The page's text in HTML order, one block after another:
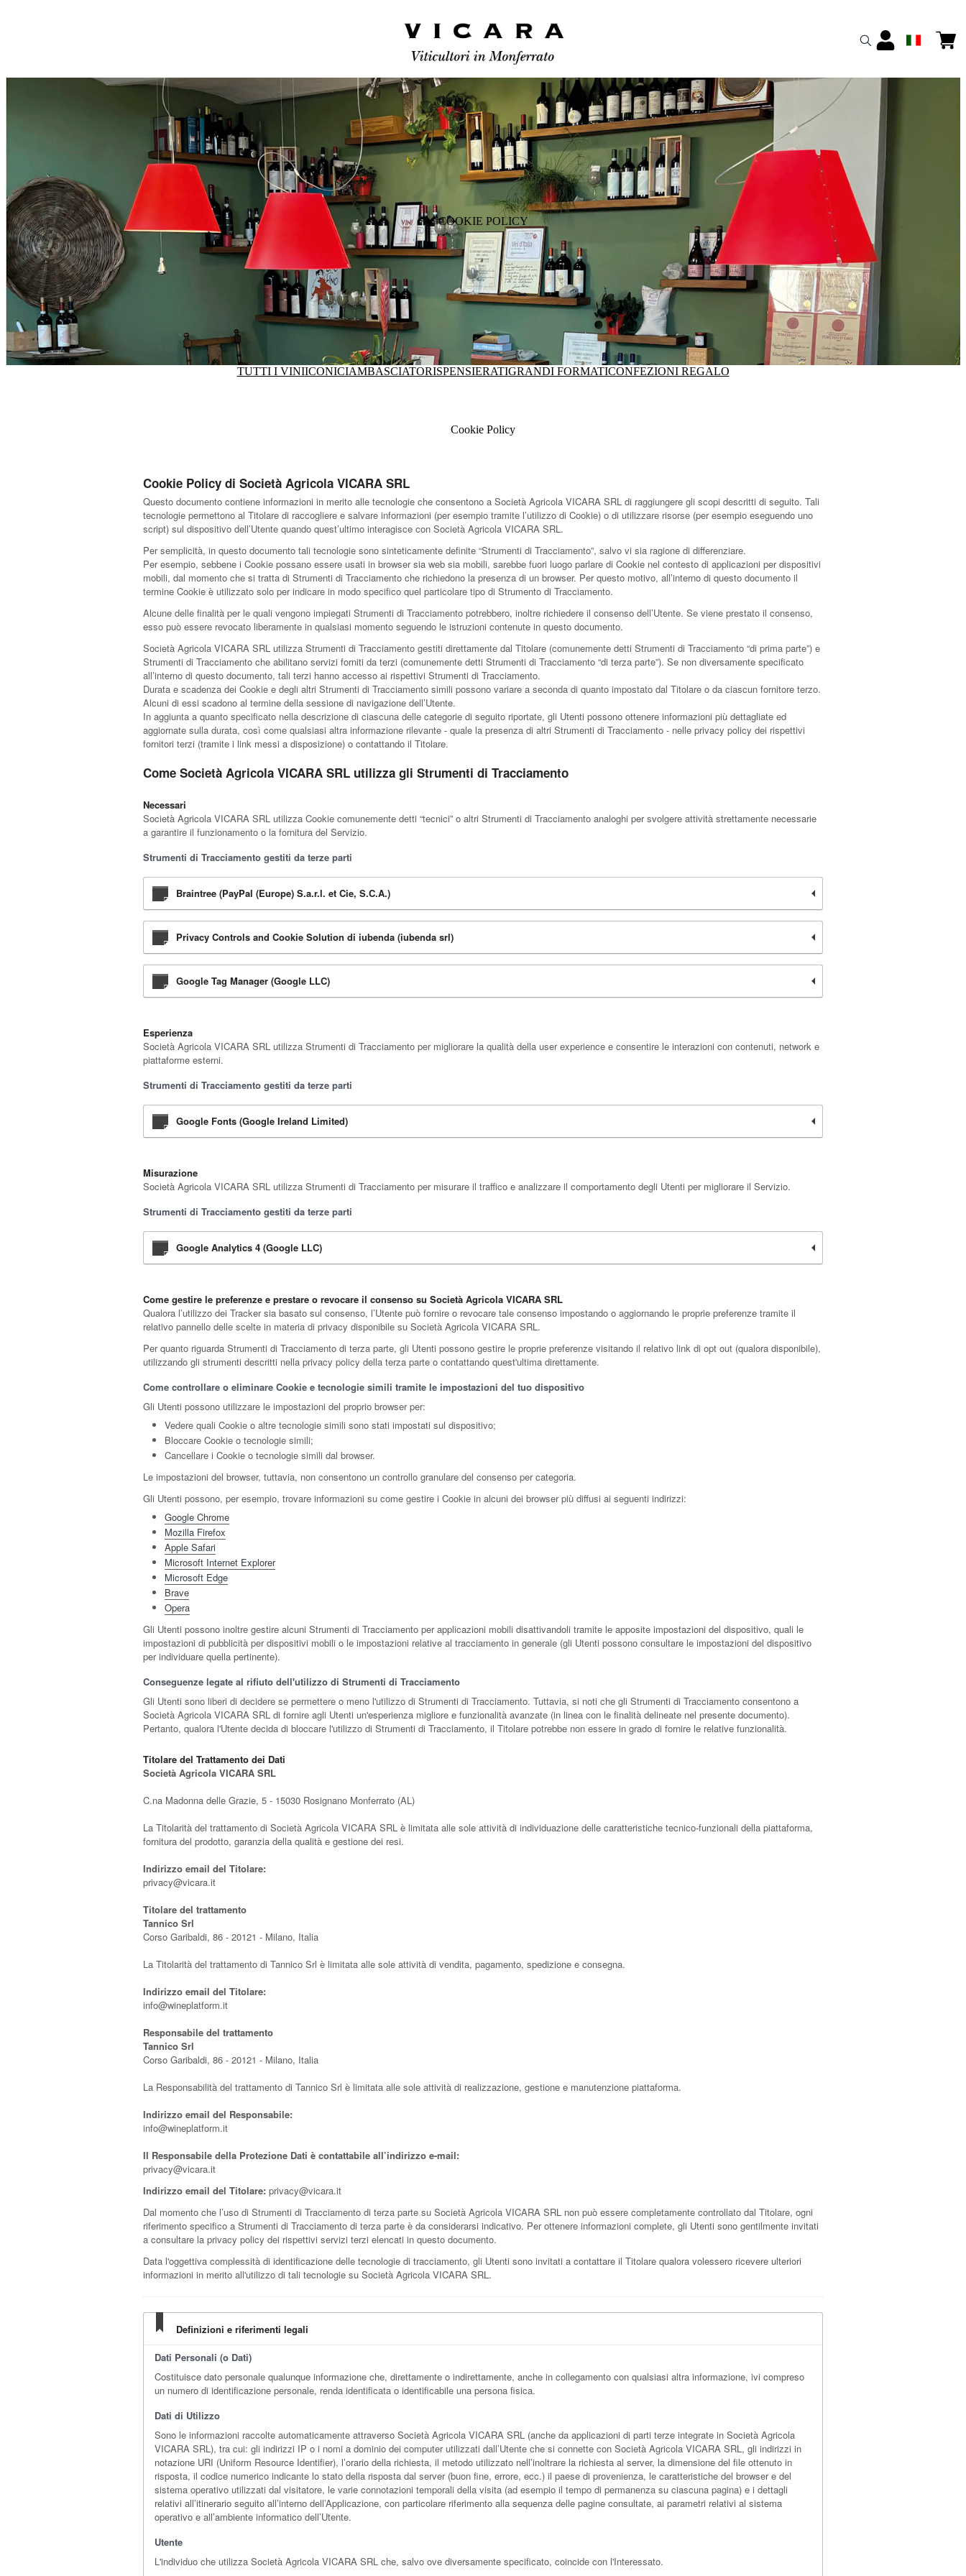
COOKIE POLICY
TUTTI I VINIICONICIAMBASCIATORISPENSIERATIGRANDI FORMATICONFEZIONI REGALO
Cookie Policy
Cookie Policy di Società Agricola VICARA SRL
Questo documento contiene informazioni in merito alle tecnologie che consentono a Società Agricola VICARA SRL di raggiungere gli scopi descritti di seguito. Tali
tecnologie permettono al Titolare di raccogliere e salvare informazioni (per esempio tramite l’utilizzo di Cookie) o di utilizzare risorse (per esempio eseguendo uno
script) sul dispositivo dell’Utente quando quest’ultimo interagisce con Società Agricola VICARA SRL.
Per semplicità, in questo documento tali tecnologie sono sinteticamente definite “Strumenti di Tracciamento”, salvo vi sia ragione di differenziare.
Per esempio, sebbene i Cookie possano essere usati in browser sia web sia mobili, sarebbe fuori luogo parlare di Cookie nel contesto di applicazioni per dispositivi
mobili, dal momento che si tratta di Strumenti di Tracciamento che richiedono la presenza di un browser. Per questo motivo, all’interno di questo documento il
termine Cookie è utilizzato solo per indicare in modo specifico quel particolare tipo di Strumento di Tracciamento.
Alcune delle finalità per le quali vengono impiegati Strumenti di Tracciamento potrebbero, inoltre richiedere il consenso dell’Utente. Se viene prestato il consenso,
esso può essere revocato liberamente in qualsiasi momento seguendo le istruzioni contenute in questo documento.
Società Agricola VICARA SRL utilizza Strumenti di Tracciamento gestiti direttamente dal Titolare (comunemente detti Strumenti di Tracciamento “di prima parte”) e
Strumenti di Tracciamento che abilitano servizi forniti da terzi (comunemente detti Strumenti di Tracciamento “di terza parte”). Se non diversamente specificato
all’interno di questo documento, tali terzi hanno accesso ai rispettivi Strumenti di Tracciamento.
Durata e scadenza dei Cookie e degli altri Strumenti di Tracciamento simili possono variare a seconda di quanto impostato dal Titolare o da ciascun fornitore terzo.
Alcuni di essi scadono al termine della sessione di navigazione dell’Utente.
In aggiunta a quanto specificato nella descrizione di ciascuna delle categorie di seguito riportate, gli Utenti possono ottenere informazioni più dettagliate ed
aggiornate sulla durata, così come qualsiasi altra informazione rilevante - quale la presenza di altri Strumenti di Tracciamento - nelle privacy policy dei rispettivi
fornitori terzi (tramite i link messi a disposizione) o contattando il Titolare.
Come Società Agricola VICARA SRL utilizza gli Strumenti di Tracciamento
Necessari
Società Agricola VICARA SRL utilizza Cookie comunemente detti “tecnici” o altri Strumenti di Tracciamento analoghi per svolgere attività strettamente necessarie
a garantire il funzionamento o la fornitura del Servizio.
Strumenti di Tracciamento gestiti da terze parti
Braintree (PayPal (Europe) S.a.r.l. et Cie, S.C.A.)
Privacy Controls and Cookie Solution di iubenda (iubenda srl)
Google Tag Manager (Google LLC)
Esperienza
Società Agricola VICARA SRL utilizza Strumenti di Tracciamento per migliorare la qualità della user experience e consentire le interazioni con contenuti, network e
piattaforme esterni.
Strumenti di Tracciamento gestiti da terze parti
Google Fonts (Google Ireland Limited)
Misurazione
Società Agricola VICARA SRL utilizza Strumenti di Tracciamento per misurare il traffico e analizzare il comportamento degli Utenti per migliorare il Servizio.
Strumenti di Tracciamento gestiti da terze parti
Google Analytics 4 (Google LLC)
Come gestire le preferenze e prestare o revocare il consenso su Società Agricola VICARA SRL
Qualora l’utilizzo dei Tracker sia basato sul consenso, l’Utente può fornire o revocare tale consenso impostando o aggiornando le proprie preferenze tramite il
relativo pannello delle scelte in materia di privacy disponibile su Società Agricola VICARA SRL.
Per quanto riguarda Strumenti di Tracciamento di terza parte, gli Utenti possono gestire le proprie preferenze visitando il relativo link di opt out (qualora disponibile),
utilizzando gli strumenti descritti nella privacy policy della terza parte o contattando quest'ultima direttamente.
Come controllare o eliminare Cookie e tecnologie simili tramite le impostazioni del tuo dispositivo
Gli Utenti possono utilizzare le impostazioni del proprio browser per:
Vedere quali Cookie o altre tecnologie simili sono stati impostati sul dispositivo;
Bloccare Cookie o tecnologie simili;
Cancellare i Cookie o tecnologie simili dal browser.
Le impostazioni del browser, tuttavia, non consentono un controllo granulare del consenso per categoria.
Gli Utenti possono, per esempio, trovare informazioni su come gestire i Cookie in alcuni dei browser più diffusi ai seguenti indirizzi:
Google Chrome
Mozilla Firefox
Apple Safari
Microsoft Internet Explorer
Microsoft Edge
Brave
Opera
Gli Utenti possono inoltre gestire alcuni Strumenti di Tracciamento per applicazioni mobili disattivandoli tramite le apposite impostazioni del dispositivo, quali le
impostazioni di pubblicità per dispositivi mobili o le impostazioni relative al tracciamento in generale (gli Utenti possono consultare le impostazioni del dispositivo
per individuare quella pertinente).
Conseguenze legate al rifiuto dell'utilizzo di Strumenti di Tracciamento
Gli Utenti sono liberi di decidere se permettere o meno l'utilizzo di Strumenti di Tracciamento. Tuttavia, si noti che gli Strumenti di Tracciamento consentono a
Società Agricola VICARA SRL di fornire agli Utenti un'esperienza migliore e funzionalità avanzate (in linea con le finalità delineate nel presente documento).
Pertanto, qualora l'Utente decida di bloccare l'utilizzo di Strumenti di Tracciamento, il Titolare potrebbe non essere in grado di fornire le relative funzionalità.
Titolare del Trattamento dei Dati
Società Agricola VICARA SRL
C.na Madonna delle Grazie, 5 - 15030 Rosignano Monferrato (AL)
La Titolarità del trattamento di Società Agricola VICARA SRL è limitata alle sole attività di individuazione delle caratteristiche tecnico-funzionali della piattaforma,
fornitura del prodotto, garanzia della qualità e gestione dei resi.
Indirizzo email del Titolare:
privacy@vicara.it
Titolare del trattamento
Tannico Srl
Corso Garibaldi, 86 - 20121 - Milano, Italia
La Titolarità del trattamento di Tannico Srl è limitata alle sole attività di vendita, pagamento, spedizione e consegna.
Indirizzo email del Titolare:
info@wineplatform.it
Responsabile del trattamento
Tannico Srl
Corso Garibaldi, 86 - 20121 - Milano, Italia
La Responsabilità del trattamento di Tannico Srl è limitata alle sole attività di realizzazione, gestione e manutenzione piattaforma.
Indirizzo email del Responsabile:
info@wineplatform.it
Il Responsabile della Protezione Dati è contattabile all’indirizzo e-mail:
privacy@vicara.it
Indirizzo email del Titolare: privacy@vicara.it
Dal momento che l’uso di Strumenti di Tracciamento di terza parte su Società Agricola VICARA SRL non può essere completamente controllato dal Titolare, ogni
riferimento specifico a Strumenti di Tracciamento di terza parte è da considerarsi indicativo. Per ottenere informazioni complete, gli Utenti sono gentilmente invitati
a consultare la privacy policy dei rispettivi servizi terzi elencati in questo documento.
Data l'oggettiva complessità di identificazione delle tecnologie di tracciamento, gli Utenti sono invitati a contattare il Titolare qualora volessero ricevere ulteriori
informazioni in merito all'utilizzo di tali tecnologie su Società Agricola VICARA SRL.
Definizioni e riferimenti legali
Dati Personali (o Dati)
Costituisce dato personale qualunque informazione che, direttamente o indirettamente, anche in collegamento con qualsiasi altra informazione, ivi compreso
un numero di identificazione personale, renda identificata o identificabile una persona fisica.
Dati di Utilizzo
Sono le informazioni raccolte automaticamente attraverso Società Agricola VICARA SRL (anche da applicazioni di parti terze integrate in Società Agricola
VICARA SRL), tra cui: gli indirizzi IP o i nomi a dominio dei computer utilizzati dall’Utente che si connette con Società Agricola VICARA SRL, gli indirizzi in
notazione URI (Uniform Resource Identifier), l’orario della richiesta, il metodo utilizzato nell’inoltrare la richiesta al server, la dimensione del file ottenuto in
risposta, il codice numerico indicante lo stato della risposta dal server (buon fine, errore, ecc.) il paese di provenienza, le caratteristiche del browser e del
sistema operativo utilizzati dal visitatore, le varie connotazioni temporali della visita (ad esempio il tempo di permanenza su ciascuna pagina) e i dettagli
relativi all’itinerario seguito all’interno dell’Applicazione, con particolare riferimento alla sequenza delle pagine consultate, ai parametri relativi al sistema
operativo e all’ambiente informatico dell’Utente.
Utente
L'individuo che utilizza Società Agricola VICARA SRL che, salvo ove diversamente specificato, coincide con l'Interessato.